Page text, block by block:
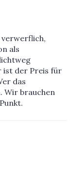
verwerflich,
als
ist der Preis für
das
Wir brauchen